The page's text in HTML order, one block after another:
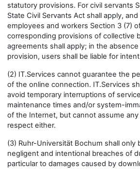
statutory provisions. For civil servants
State Civil Servants Act shall apply,
employees and workers Section 3 (7)
corresponding provisions of collective
agreements shall apply; in the
provision, users shall be liable for
(2) IT.Services cannot guarantee the
of the online connection. IT.Services
avoid temporary interruptions of
maintenance times and/or system-
of the Internet, but cannot assume
respect either.
(3) Ruhr-Universität Bochum shall only
negligent and intentional breaches of
particular to damages caused by